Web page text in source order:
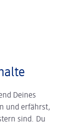
Deines
und erfährst,
sind. Du